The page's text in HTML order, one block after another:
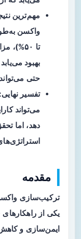
مهم‌ترین
واکسن
تا
بهبود
حتی
تفسیر
می‌تواند
دهد، اما
مقدمه
یکی از
ایمن‌سازی و کاهش